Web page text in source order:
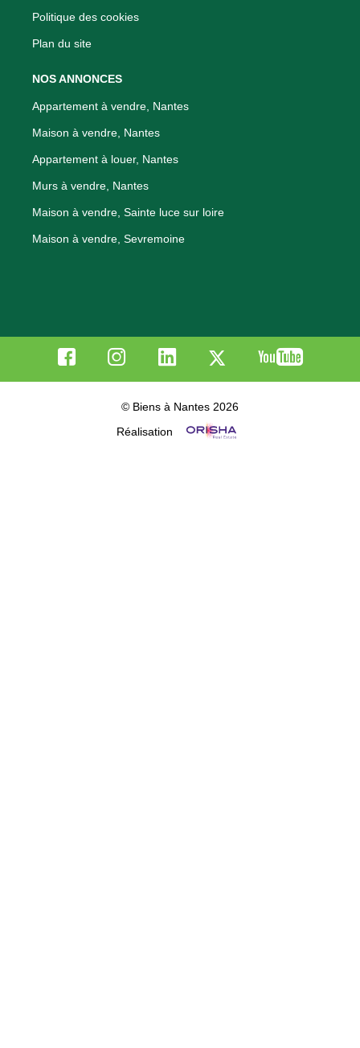
Politique des cookies
Plan du site
NOS ANNONCES
Appartement à vendre, Nantes
Maison à vendre, Nantes
Appartement à louer, Nantes
Murs à vendre, Nantes
Maison à vendre, Sainte luce sur loire
Maison à vendre, Sevremoine
© Biens à Nantes 2026
Réalisation